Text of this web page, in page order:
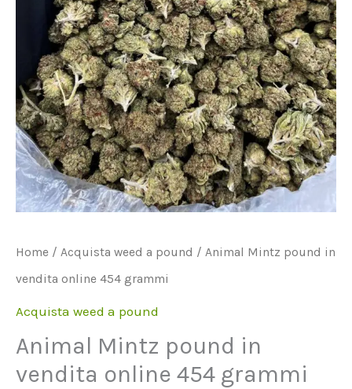
Home / Acquista weed a pound / Animal Mintz pound in
vendita online 454 grammi
Acquista weed a pound
Animal Mintz pound in
vendita online 454 grammi